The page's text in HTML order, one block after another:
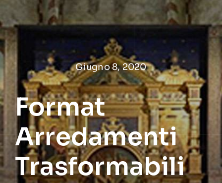
contenuto
Giugno 8, 2020
Format
Arredamenti
Trasformabili